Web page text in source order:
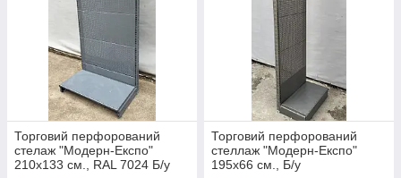
Торговий перфорований
стелаж "Модерн-Експо"
210х133 см., RAL 7024 Б/у
Торговий перфорований
стеллаж "Модерн-Експо"
195х66 см., Б/у